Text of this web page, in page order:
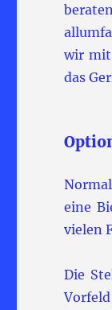
wir mit
das
eine
vielen
Die